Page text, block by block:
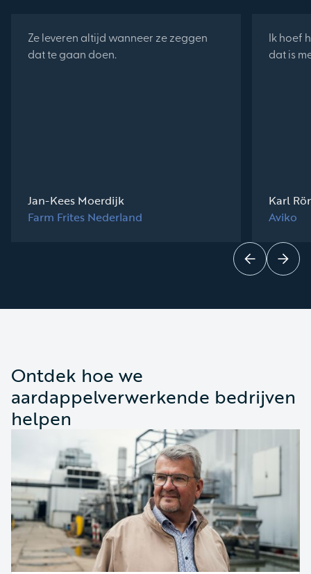
Ze leveren altijd wanneer ze zeggen
dat te gaan doen.
Jan-Kees Moerdijk
Farm Frites Nederland
Ik hoef
dat is
Karl
Aviko
Ontdek hoe we
aardappelverwerkende bedrijven
helpen